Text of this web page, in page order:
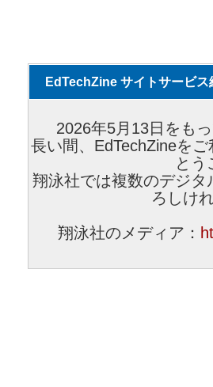
EdTechZine サイトサービス
2026年5月13日をも
長い間、EdTechZineを
とう
翔泳社では複数のデジ
ろしけ
翔泳社のメディア：